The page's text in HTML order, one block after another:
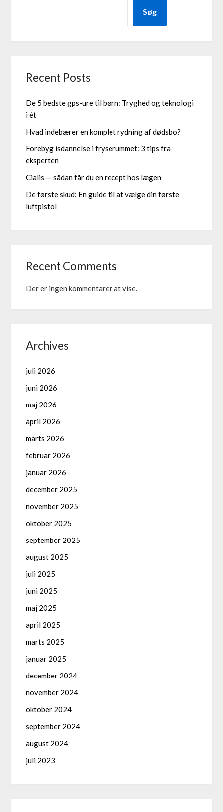
Søg
Recent Posts
De 5 bedste gps-ure til børn: Tryghed og teknologi
i ét
Hvad indebærer en komplet rydning af dødsbo?
Forebyg isdannelse i fryserummet: 3 tips fra
eksperten
Cialis — sådan får du en recept hos lægen
De første skud: En guide til at vælge din første
luftpistol
Recent Comments
Der er ingen kommentarer at vise.
Archives
juli 2026
juni 2026
maj 2026
april 2026
marts 2026
februar 2026
januar 2026
december 2025
november 2025
oktober 2025
september 2025
august 2025
juli 2025
juni 2025
maj 2025
april 2025
marts 2025
januar 2025
december 2024
november 2024
oktober 2024
september 2024
august 2024
juli 2023